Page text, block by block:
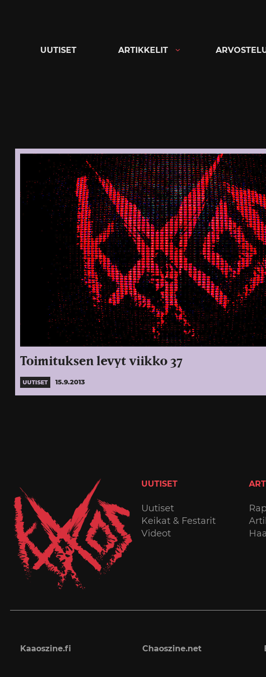
UUTISET ARTIKKELIT
Toimituksen levyt viikko 37
UUTISET 15.9.2013
UUTISET
Uutiset
Keikat & Festarit
Videot
Kaaoszine.fi Chaoszine.net